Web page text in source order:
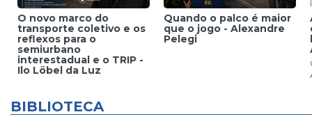
O novo marco do
transporte coletivo e os
reflexos para o
semiurbano
interestadual e o TRIP -
Ilo Löbel da Luz
Quando o palco é maior
que o jogo - Alexandre
Pelegi
BIBLIOTECA